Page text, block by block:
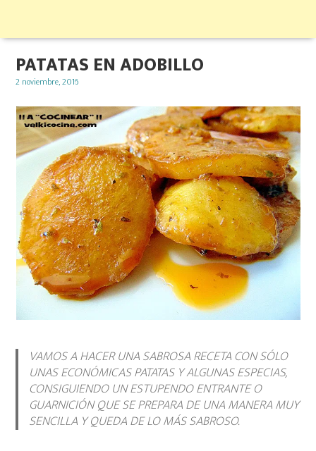
PATATAS EN ADOBILLO
Posted
2 noviembre, 2016
VAMOS A HACER UNA SABROSA RECETA CON SÓLO
UNAS ECONÓMICAS PATATAS Y ALGUNAS ESPECIAS,
CONSIGUIENDO UN ESTUPENDO ENTRANTE O
GUARNICIÓN QUE SE PREPARA DE UNA MANERA MUY
SENCILLA Y QUEDA DE LO MÁS SABROSO.